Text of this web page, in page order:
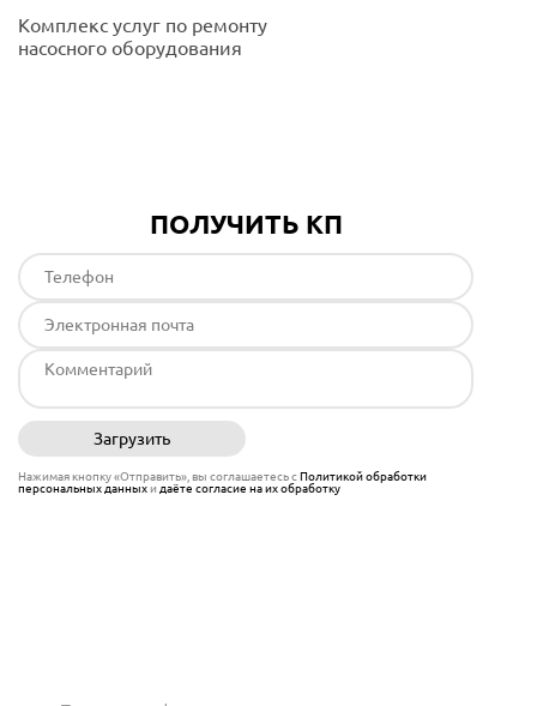
Комплекс услуг по ремонту
насосного оборудования
ПОЛУЧИТЬ КП
Загрузить
Нажимая кнопку «Отправить», вы соглашаетесь сПолитикой обработки
персональных данныхи даёте согласие на их обработку